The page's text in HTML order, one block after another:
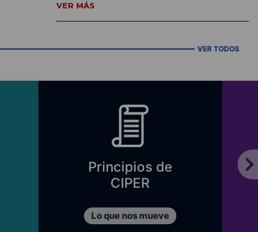
VER MÁS
VER TODOS
Principios de
CIPER
Lo que nos mueve